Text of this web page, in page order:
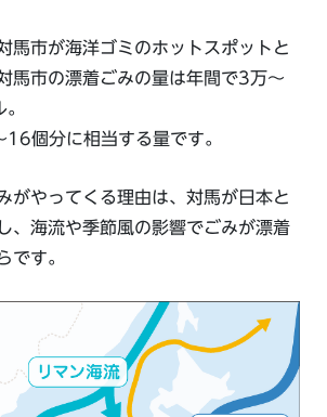
馬市が海洋ゴミのホットスポットと
馬市の漂着ごみの量は年間で3万〜
個分に相当する量です。
がやってくる理由は、対馬が日本と
、海流や季節風の影響でごみが漂着
です。